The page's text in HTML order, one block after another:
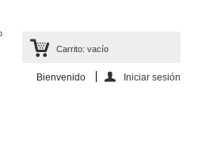
Carrito: vacío
Bienvenido Iniciar sesión